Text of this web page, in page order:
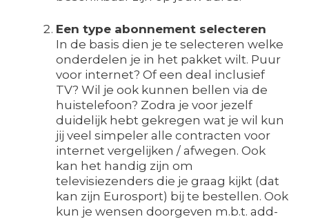
Een type abonnement selecteren
In de basis dien je te selecteren welke
onderdelen je in het pakket wilt. Puur
voor internet? Of een deal inclusief
TV? Wil je ook kunnen bellen via de
huistelefoon? Zodra je voor jezelf
duidelijk hebt gekregen wat je wil kun
jij veel simpeler alle contracten voor
internet vergelijken / afwegen. Ook
kan het handig zijn om
televisiezenders die je graag kijkt (dat
kan zijn Eurosport) bij te bestellen. Ook
kun je wensen doorgeven m.b.t. add-